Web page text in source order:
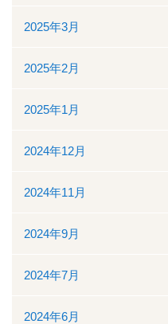
医療福祉相談
高額医療機器共同利用
関係医療機関
セカンドオピニオン外来
採用情報
その他のこと
ボランティアの募集
リンク
2025年3月
2025年2月
2025年1月
2024年12月
2024年11月
2024年9月
2024年7月
2024年6月